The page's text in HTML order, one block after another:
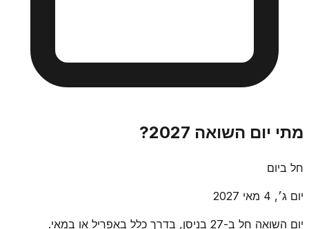
מתי יום השואה 2027?
חל ביום
יום ג׳, 4 מאי 2027
יום השואה חל ב-27 בניסן, בדרך כלל באפריל או במאי.